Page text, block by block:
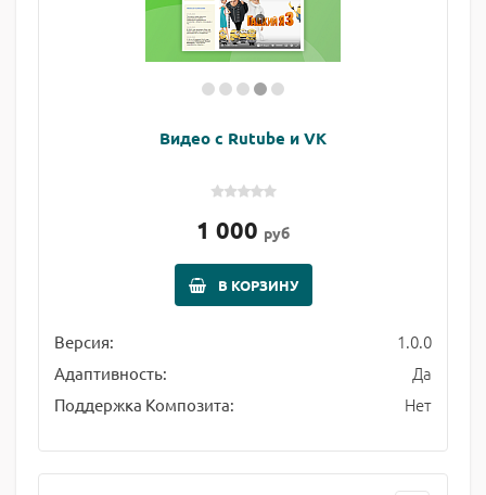
Видео с Rutube и VK
1 000 руб
В КОРЗИНУ
Версия: 1.0.0
Адаптивность: Да
Поддержка Композита: Нет